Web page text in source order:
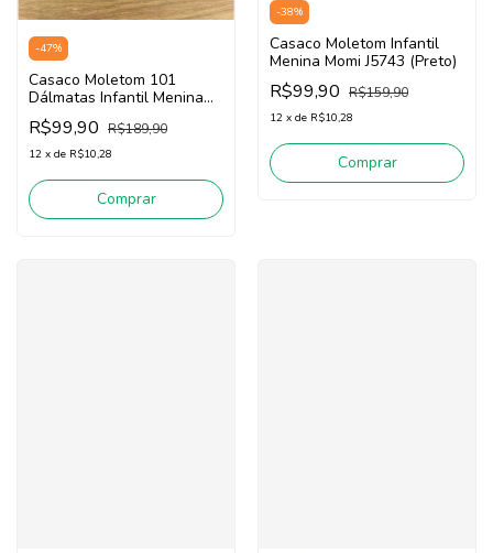
-47%
Casaco Moletom 101
Dálmatas Infantil Menina
Momi H4991 (Preto)
R$99,90 R$189,90
12 x de R$10,28
Comprar
-38%
Casaco Moletom Infantil
Menina Momi J5743 (Preto)
R$99,90 R$159,90
12 x de R$10,28
Comprar